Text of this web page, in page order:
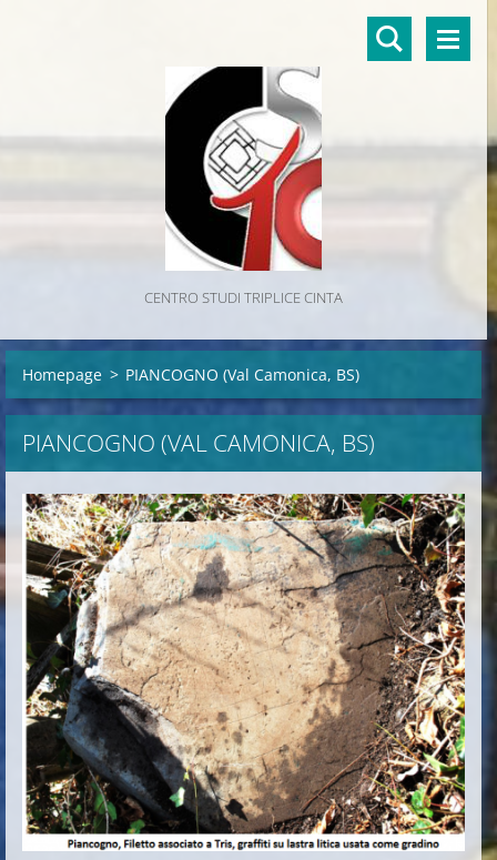
CENTRO STUDI TRIPLICE CINTA
Homepage > PIANCOGNO (Val Camonica, BS)
PIANCOGNO (VAL CAMONICA, BS)